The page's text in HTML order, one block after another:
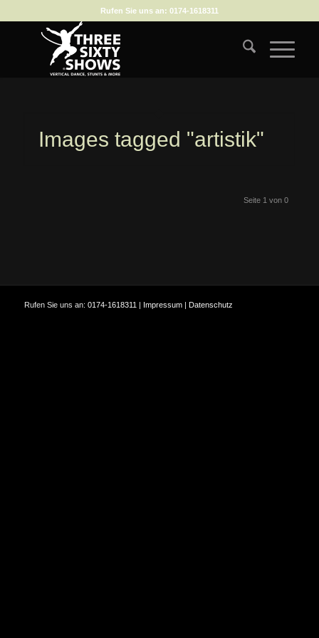
Rufen Sie uns an: 0174-1618311
Images tagged "artistik"
Seite 1 von 0
Rufen Sie uns an: 0174-1618311 | Impressum| Datenschutz